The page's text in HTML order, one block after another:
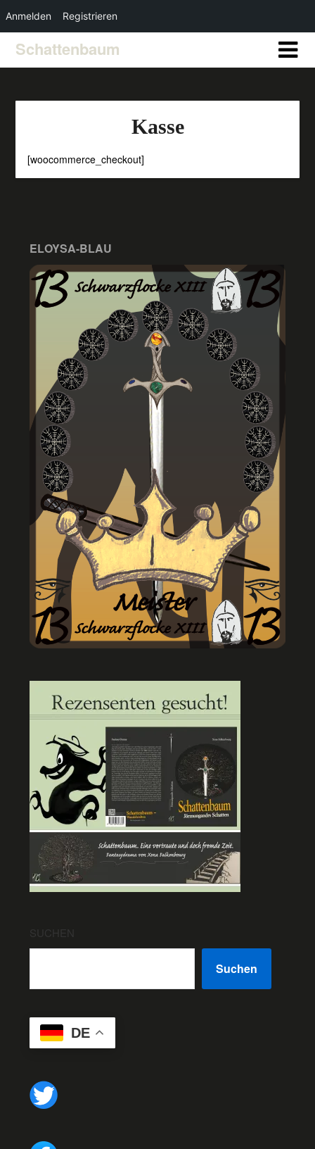
Schattenbaum
Kasse
[woocommerce_checkout]
ELOYSA-BLAU
SUCHEN
Suchen
DE
Anmelden Registrieren